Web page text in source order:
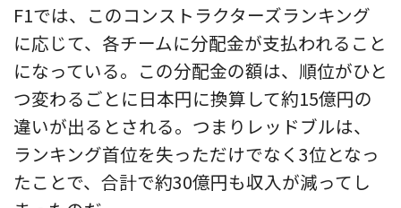
F1では、このコンストラクターズランキング
に応じて、各チームに分配金が支払われること
になっている。この分配金の額は、順位がひと
つ変わるごとに日本円に換算して約15億円の
違いが出るとされる。つまりレッドブルは、
ランキング首位を失っただけでなく3位となっ
たことで、合計で約30億円も収入が減ってし